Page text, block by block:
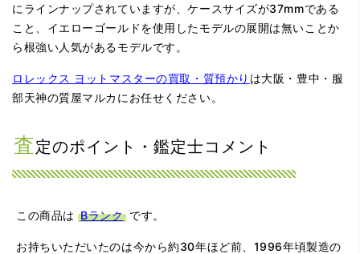
にラインナップされていますが、ケースサイズが37mmである
こと、イエローゴールドを使用したモデルの展開は無いことか
ら根強い人気があるモデルです。
ロレックス ヨットマスターの買取・質預かり は大阪・豊中・服
部天神の質屋マルカにお任せください。
査定のポイント・鑑定士コメント
この商品はBランクです。
お持ちいただいたのは今から約30年ほど前、1996年頃製造の